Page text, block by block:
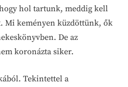
hol tartunk, meddig kell
Mi keményen küzdöttünk, ők
De az
koronázta siker.
Tekintettel a